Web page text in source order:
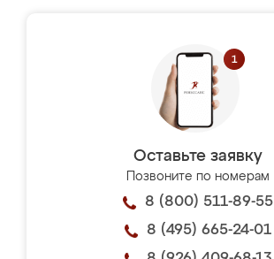
Оставьте заявку
Позвоните по номерам
8 (800) 511-89-55
8 (495) 665-24-01